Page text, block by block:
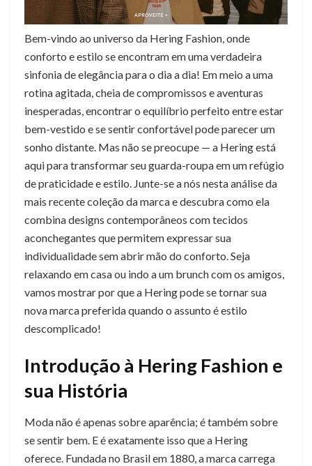
Bem-vindo ao universo da Hering Fashion, onde
conforto e estilo se encontram em uma verdadeira
sinfonia de elegância para o dia a dia! Em meio a uma
rotina agitada, cheia de compromissos e aventuras
inesperadas, encontrar o equilíbrio perfeito entre estar
bem-vestido e se sentir confortável pode parecer um
sonho distante. Mas não se preocupe — a Hering está
aqui para transformar seu guarda-roupa em um refúgio
de praticidade e estilo. Junte-se a nós nesta análise da
mais recente coleção da marca e descubra como ela
combina designs contemporâneos com tecidos
aconchegantes que permitem expressar sua
individualidade sem abrir mão do conforto. Seja
relaxando em casa ou indo a um brunch com os amigos,
vamos mostrar por que a Hering pode se tornar sua
nova marca preferida quando o assunto é estilo
descomplicado!
Introdução à Hering Fashion e
sua História
Moda não é apenas sobre aparência; é também sobre
se sentir bem. E é exatamente isso que a Hering
oferece. Fundada no Brasil em 1880, a marca carrega